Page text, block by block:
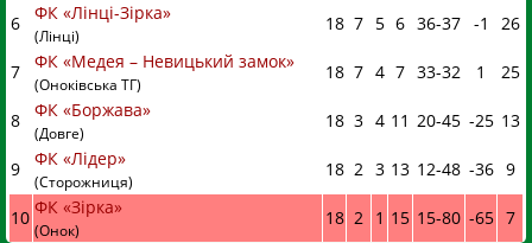
6 ФК «Лінці-Зірка»
(Лінці)
18 7 5 6 36-37 -1 26
7 ФК «Медея – Невицький замок»
(Оноківська ТГ)
18 7 4 7 33-32 1 25
8 ФК «Боржава»
(Довге)
18 3 4 11 20-45 -25 13
9 ФК «Лідер»
(Сторожниця)
18 2 3 13 12-48 -36 9
10 ФК «Зірка»
(Онок)
18 2 1 15 15-80 -65 7